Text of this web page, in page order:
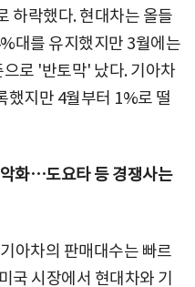
하락했다. 현대차는 올들
대를 유지했지만 3월에는
로 '반토막' 났다. 기아차
했지만 4월부터 1%로 떨
화…도요타 등 경쟁사는
아차의 판매대수는 빠르
국 시장에서 현대차와 기